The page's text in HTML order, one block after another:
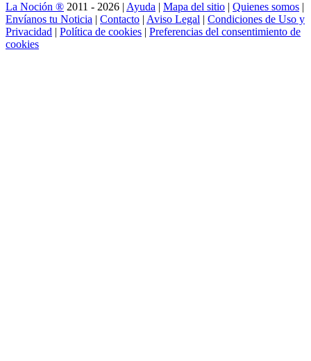
La Noción ® 2011 - 2026 | Ayuda | Mapa del sitio | Quienes somos |
Envíanos tu Noticia | Contacto | Aviso Legal | Condiciones de Uso y
Privacidad | Política de cookies | Preferencias del consentimiento de
cookies